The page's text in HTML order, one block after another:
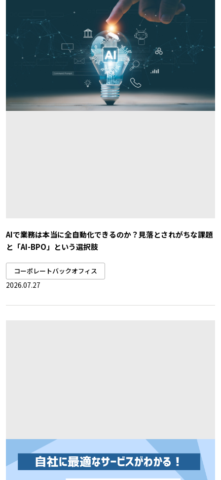
AIで業務は本当に全自動化できるのか？見落とされがちな課題
と「AI-BPO」という選択肢
コーポレートバックオフィス
2026.07.27